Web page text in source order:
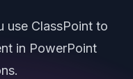
use ClassPoint to
in PowerPoint